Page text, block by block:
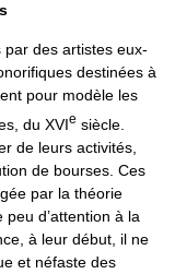
des artistes eux-
destinées à
pour modèle les
du XVIe siècle.
de leurs activités,
de bourses. Ces
par la théorie
peu d’attention à la
à leur début, il ne
et néfaste des